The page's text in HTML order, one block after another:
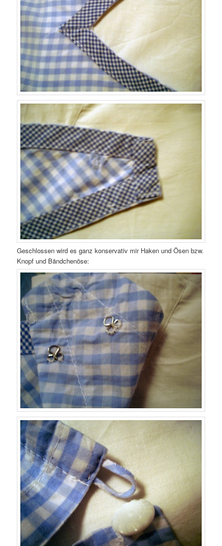
Geschlossen wird es ganz konservativ mir Haken und Ösen bzw.
Knopf und Bändchenöse: